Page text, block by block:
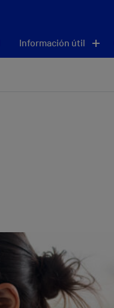
Información útil